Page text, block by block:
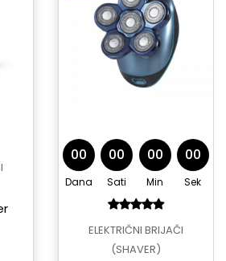
00
Dana
00
Sati
00
Min
00
Sek
ELEKTRIČNI BRIJAČI
(SHAVER)